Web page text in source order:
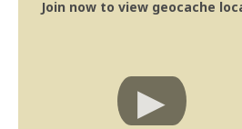
Join now to view geocache